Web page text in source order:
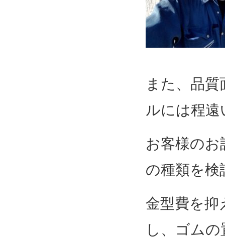
また、品
ルには程
お客様の
の種類を検
金型費を抑
し、ゴム